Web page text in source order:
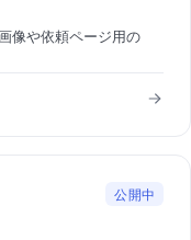
像や依頼ページ用の
公開中